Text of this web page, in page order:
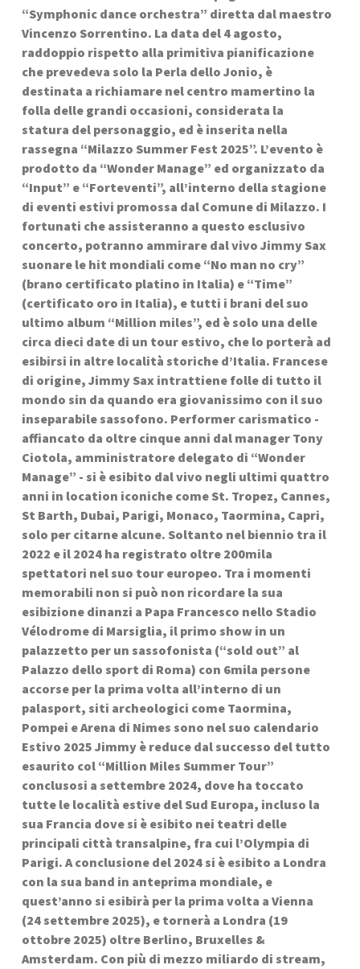
“Symphonic dance orchestra” diretta dal maestro
Vincenzo Sorrentino. La data del 4 agosto,
raddoppio rispetto alla primitiva pianificazione
che prevedeva solo la Perla dello Jonio, è
destinata a richiamare nel centro mamertino la
folla delle grandi occasioni, considerata la
statura del personaggio, ed è inserita nella
rassegna “Milazzo Summer Fest 2025”. L’evento è
prodotto da “Wonder Manage” ed organizzato da
“Input” e “Forteventi”, all’interno della stagione
di eventi estivi promossa dal Comune di Milazzo. I
fortunati che assisteranno a questo esclusivo
concerto, potranno ammirare dal vivo Jimmy Sax
suonare le hit mondiali come “No man no cry”
(brano certificato platino in Italia) e “Time”
(certificato oro in Italia), e tutti i brani del suo
ultimo album “Million miles”, ed è solo una delle
circa dieci date di un tour estivo, che lo porterà ad
esibirsi in altre località storiche d’Italia. Francese
di origine, Jimmy Sax intrattiene folle di tutto il
mondo sin da quando era giovanissimo con il suo
inseparabile sassofono. Performer carismatico -
affiancato da oltre cinque anni dal manager Tony
Ciotola, amministratore delegato di “Wonder
Manage” - si è esibito dal vivo negli ultimi quattro
anni in location iconiche come St. Tropez, Cannes,
St Barth, Dubai, Parigi, Monaco, Taormina, Capri,
solo per citarne alcune. Soltanto nel biennio tra il
2022 e il 2024 ha registrato oltre 200mila
spettatori nel suo tour europeo. Tra i momenti
memorabili non si può non ricordare la sua
esibizione dinanzi a Papa Francesco nello Stadio
Vélodrome di Marsiglia, il primo show in un
palazzetto per un sassofonista (“sold out” al
Palazzo dello sport di Roma) con 6mila persone
accorse per la prima volta all’interno di un
palasport, siti archeologici come Taormina,
Pompei e Arena di Nimes sono nel suo calendario
Estivo 2025 Jimmy è reduce dal successo del tutto
esaurito col “Million Miles Summer Tour”
conclusosi a settembre 2024, dove ha toccato
tutte le località estive del Sud Europa, incluso la
sua Francia dove si è esibito nei teatri delle
principali città transalpine, fra cui l’Olympia di
Parigi. A conclusione del 2024 si è esibito a Londra
con la sua band in anteprima mondiale, e
quest’anno si esibirà per la prima volta a Vienna
(24 settembre 2025), e tornerà a Londra (19
ottobre 2025) oltre Berlino, Bruxelles &
Amsterdam. Con più di mezzo miliardo di stream,